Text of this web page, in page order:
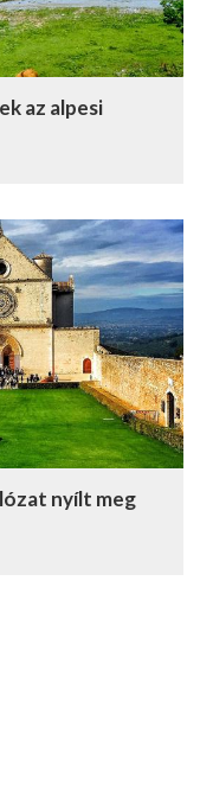
az alpesi
nyílt meg